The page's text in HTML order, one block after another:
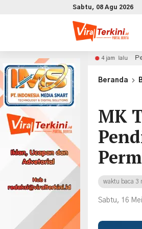
Sabtu, 08 Agu 2026
4 jam lalu Pemerintah Pusat Tak
Beranda
MK
waktu baca 3
Sabtu, 16